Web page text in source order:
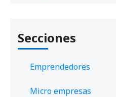
Secciones
Emprendedores
Micro empresas